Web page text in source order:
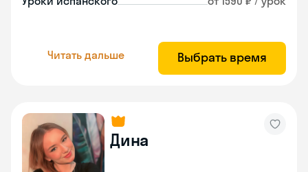
Читать дальше Выбрать время
Дина